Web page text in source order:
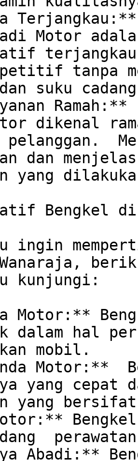
Motor
terjangkau.
tanpa
suku
dikenal
pelanggan.
dan
yang
Bengkel di
ingin
kunjungi:
Motor:**
dalam hal
mobil.
Motor:**
yang cepat
yang
Abadi:**